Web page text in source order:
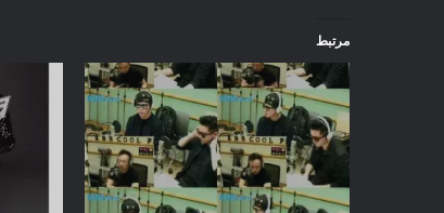
مرتبط